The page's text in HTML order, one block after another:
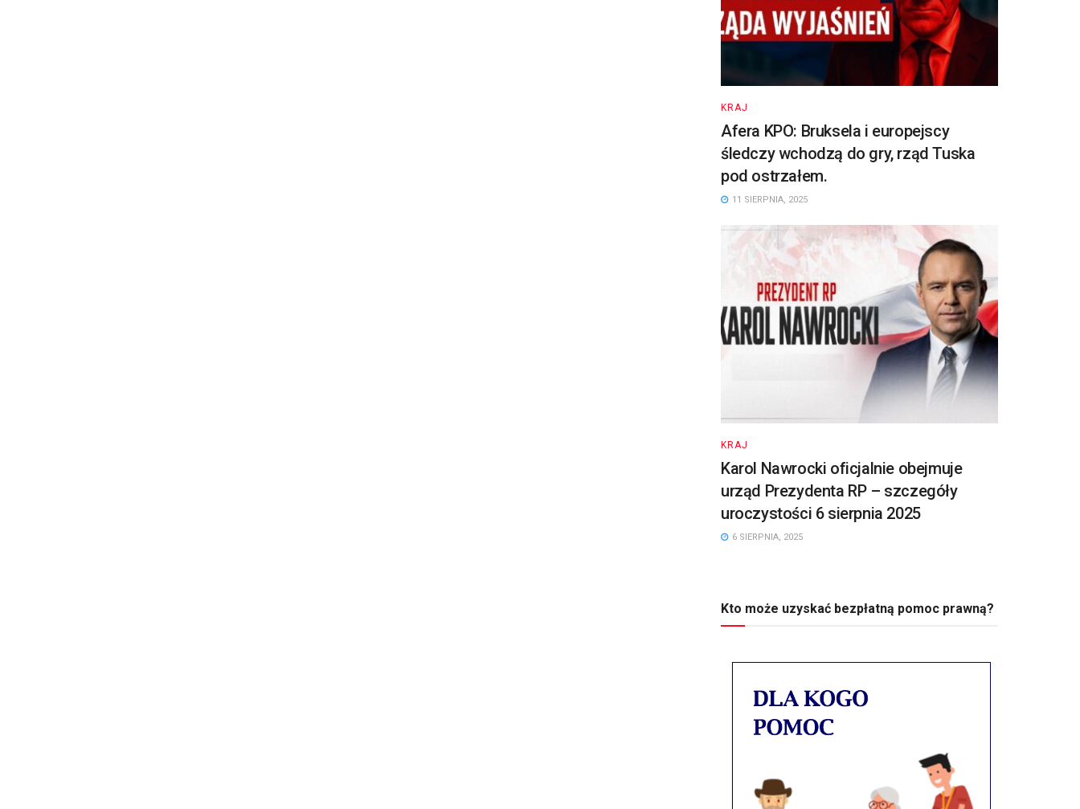
KRAJ
Afera KPO: Bruksela i europejscy
śledczy wchodzą do gry, rząd Tuska
pod ostrzałem.
11 SIERPNIA, 2025
KRAJ
Karol Nawrocki oficjalnie obejmuje
urząd Prezydenta RP – szczegóły
uroczystości 6 sierpnia 2025
6 SIERPNIA, 2025
Kto może uzyskać bezpłatną pomoc prawną?